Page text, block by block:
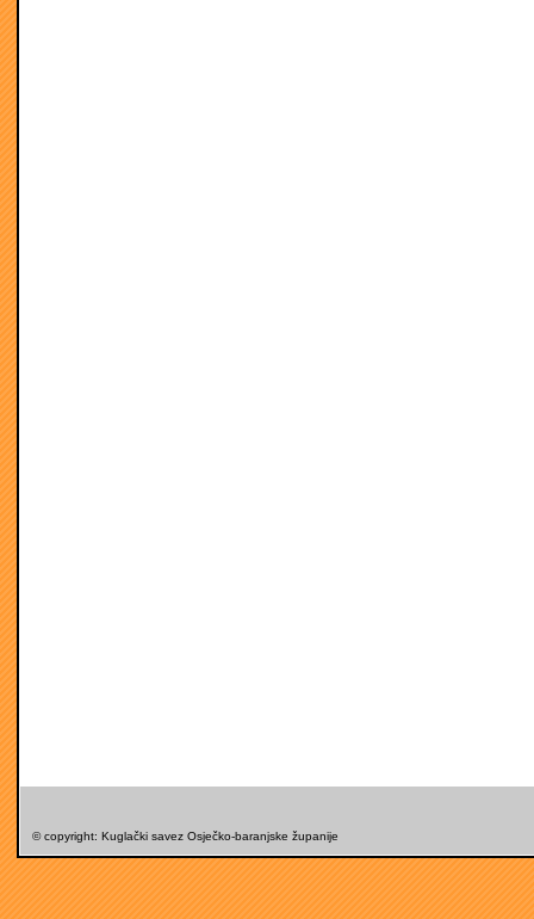
© copyright: Kuglački savez Osječko-baranjske županije